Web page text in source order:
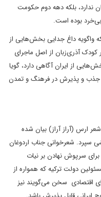
ندارد، بلکه دهه دوم حکومت
بی‌خرد بوده است.
واگویه داغ جدایی بخش‌هایی از
کودک آذری‌زبان از اصل ماجرای
از ایران آگاهی دارد، گویا
جذب و پذیرش در فرهنگ و تمدن
ارس (آراز آراز) بیان شده
سپرد. شعرخوانی جناب اردوغان
سرپوش نهادن بر نیات
دولت ترکیه که همواره از
اقتصادی سخن می‌گویند نیز